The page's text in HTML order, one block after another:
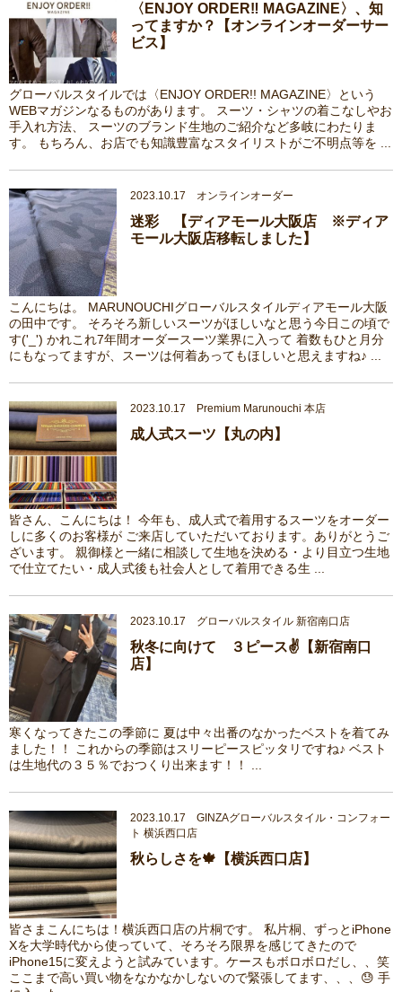
〈ENJOY ORDER‼ MAGAZINE〉、知
ってますか？【オンラインオーダーサー
ビス】
グローバルスタイルでは〈ENJOY ORDER!! MAGAZINE〉という
WEBマガジンなるものがあります。 スーツ・シャツの着こなしやお
手入れ方法、 スーツのブランド生地のご紹介など多岐にわたりま
す。 もちろん、お店でも知識豊富なスタイリストがご不明点等を ...
2023.10.17 オンラインオーダー
迷彩 【ディアモール大阪店 ※ディア
モール大阪店移転しました】
こんにちは。 MARUNOUCHIグローバルスタイルディアモール大阪
の田中です。 そろそろ新しいスーツがほしいなと思う今日この頃で
す('_') かれこれ7年間オーダースーツ業界に入って 着数もひと月分
にもなってますが、スーツは何着あってもほしいと思えますね♪ ...
2023.10.17 Premium Marunouchi 本店
成人式スーツ【丸の内】
皆さん、こんにちは！ 今年も、成人式で着用するスーツをオーダー
しに多くのお客様が ご来店していただいております。ありがとうご
ざいます。 親御様と一緒に相談して生地を決める・より目立つ生地
で仕立てたい・成人式後も社会人として着用できる生 ...
2023.10.17 グローバルスタイル 新宿南口店
秋冬に向けて ３ピース✌【新宿南口
店】
寒くなってきたこの季節に 夏は中々出番のなかったベストを着てみ
ました！！ これからの季節はスリーピースピッタリですね♪ ベスト
は生地代の３５％でおつくり出来ます！！ ...
2023.10.17 GINZAグローバルスタイル・コンフォー
ト 横浜西口店
秋らしさを🍁【横浜西口店】
皆さまこんにちは！横浜西口店の片桐です。 私片桐、ずっとiPhone
Xを大学時代から使っていて、そろそろ限界を感じてきたので
iPhone15に変えようと試みています。ケースもボロボロだし、、笑
ここまで高い買い物をなかなかしないので緊張してます、、、😓 手